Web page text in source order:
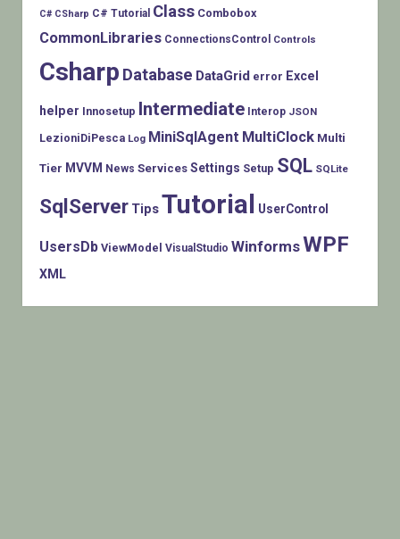
C# CSharp C# Tutorial Class Combobox
CommonLibraries ConnectionsControl Controls
Csharp Database DataGrid error Excel
helper Innosetup Intermediate Interop JSON
LezioniDiPesca Log MiniSqlAgent MultiClock Multi
Tier MVVM News Services Settings Setup SQL SQLite
SqlServer TipsTutorial UserControl
UsersDb ViewModel VisualStudio WinformsWPF
XML